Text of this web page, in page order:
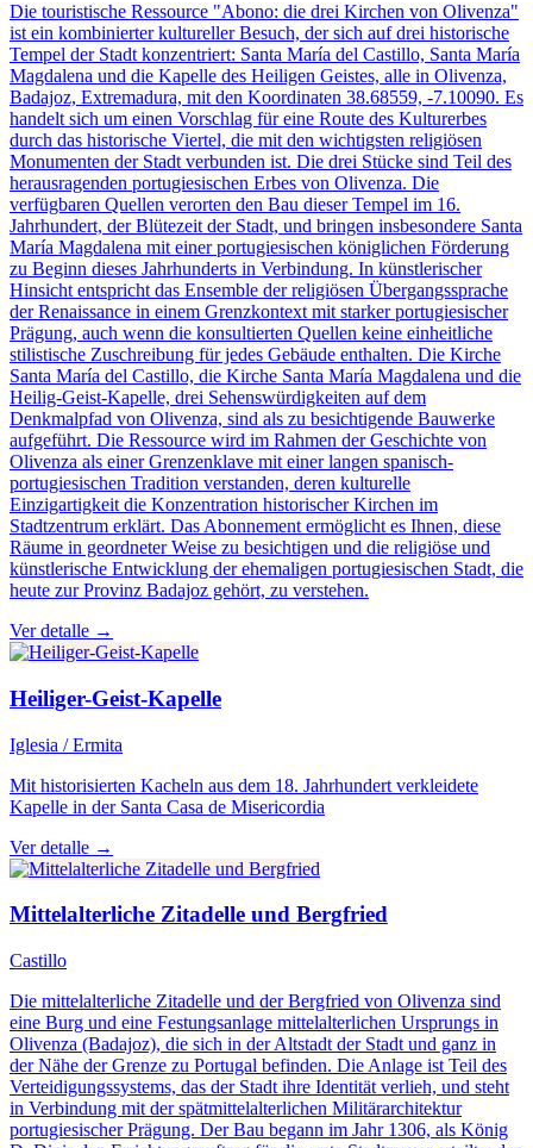
Die touristische Ressource "Abono: die drei Kirchen von Olivenza"
ist ein kombinierter kultureller Besuch, der sich auf drei historische
Tempel der Stadt konzentriert: Santa María del Castillo, Santa María
Magdalena und die Kapelle des Heiligen Geistes, alle in Olivenza,
Badajoz, Extremadura, mit den Koordinaten 38.68559, -7.10090. Es
handelt sich um einen Vorschlag für eine Route des Kulturerbes
durch das historische Viertel, die mit den wichtigsten religiösen
Monumenten der Stadt verbunden ist. Die drei Stücke sind Teil des
herausragenden portugiesischen Erbes von Olivenza. Die
verfügbaren Quellen verorten den Bau dieser Tempel im 16.
Jahrhundert, der Blütezeit der Stadt, und bringen insbesondere Santa
María Magdalena mit einer portugiesischen königlichen Förderung
zu Beginn dieses Jahrhunderts in Verbindung. In künstlerischer
Hinsicht entspricht das Ensemble der religiösen Übergangssprache
der Renaissance in einem Grenzkontext mit starker portugiesischer
Prägung, auch wenn die konsultierten Quellen keine einheitliche
stilistische Zuschreibung für jedes Gebäude enthalten. Die Kirche
Santa María del Castillo, die Kirche Santa María Magdalena und die
Heilig-Geist-Kapelle, drei Sehenswürdigkeiten auf dem
Denkmalpfad von Olivenza, sind als zu besichtigende Bauwerke
aufgeführt. Die Ressource wird im Rahmen der Geschichte von
Olivenza als einer Grenzenklave mit einer langen spanisch-
portugiesischen Tradition verstanden, deren kulturelle
Einzigartigkeit die Konzentration historischer Kirchen im
Stadtzentrum erklärt. Das Abonnement ermöglicht es Ihnen, diese
Räume in geordneter Weise zu besichtigen und die religiöse und
künstlerische Entwicklung der ehemaligen portugiesischen Stadt, die
heute zur Provinz Badajoz gehört, zu verstehen.
Ver detalle →
Heiliger-Geist-Kapelle
Iglesia / Ermita
Mit historisierten Kacheln aus dem 18. Jahrhundert verkleidete
Kapelle in der Santa Casa de Misericordia
Ver detalle →
Mittelalterliche Zitadelle und Bergfried
Castillo
Die mittelalterliche Zitadelle und der Bergfried von Olivenza sind
eine Burg und eine Festungsanlage mittelalterlichen Ursprungs in
Olivenza (Badajoz), die sich in der Altstadt der Stadt und ganz in
der Nähe der Grenze zu Portugal befinden. Die Anlage ist Teil des
Verteidigungssystems, das der Stadt ihre Identität verlieh, und steht
in Verbindung mit der spätmittelalterlichen Militärarchitektur
portugiesischer Prägung. Der Bau begann im Jahr 1306, als König